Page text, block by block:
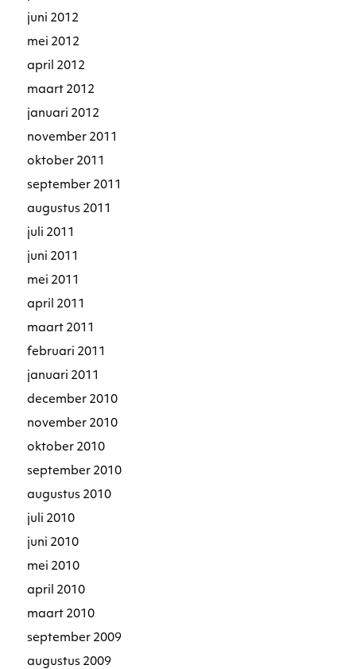
juni 2012
mei 2012
april 2012
maart 2012
januari 2012
november 2011
oktober 2011
september 2011
augustus 2011
juli 2011
juni 2011
mei 2011
april 2011
maart 2011
februari 2011
januari 2011
december 2010
november 2010
oktober 2010
september 2010
augustus 2010
juli 2010
juni 2010
mei 2010
april 2010
maart 2010
september 2009
augustus 2009